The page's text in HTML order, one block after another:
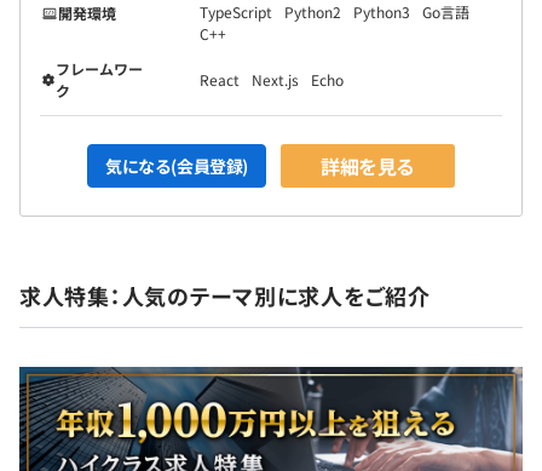
開発環境
TypeScript Python2 Python3
Go言語
C++
フレームワー
ク
React Next.js Echo
気になる(会員登録) 詳細を見る
求人特集：人気のテーマ別に求人をご紹介